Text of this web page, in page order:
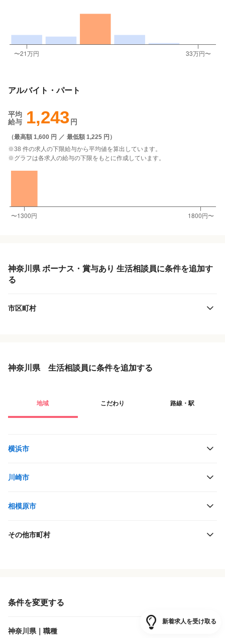
アルバイト・パート
平均
給与
1,243 円
（最高額 1,600 円 ／ 最低額 1,225 円 ）
※38 件の求人の下限給与から平均値を算出しています。
※グラフは各求人の給与の下限をもとに作成しています。
神奈川県 ボーナス・賞与あり 生活相談員に条件を追加す
る
市区町村
神奈川県 生活相談員に条件を追加する
地域 こだわり 路線・駅
横浜市
川崎市
相模原市
その他市町村
条件を変更する
神奈川県｜職種
新着求人を受け取る